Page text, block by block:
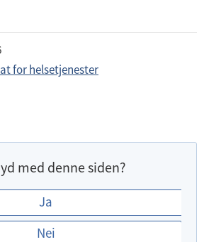
for helsetjenester
med denne siden?
Ja
Nei